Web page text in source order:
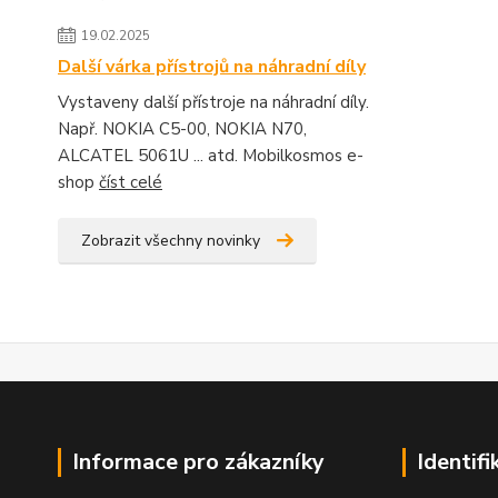
19.02.2025
Další várka přístrojů na náhradní díly
Vystaveny další přístroje na náhradní díly.
Např. NOKIA C5-00, NOKIA N70,
ALCATEL 5061U ... atd. Mobilkosmos e-
shop číst celé
Zobrazit všechny novinky
Informace pro zákazníky